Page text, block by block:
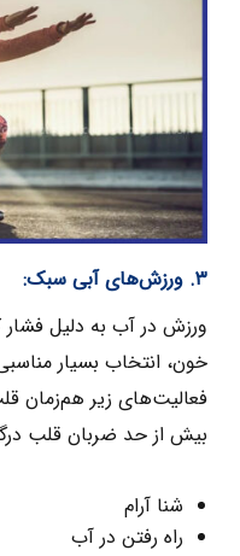
۳. ورزش‌های آبی سبک:
ورزش در آب به دلیل
خون، انتخاب بسیار
فعالیت‌های زیر هم‌زمان
بیش از حد ضربان قلب
شنا آرام
راه رفتن در آب